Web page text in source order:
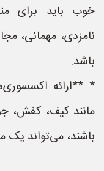
خوب باید برای
نامزدی، مهمانی،
باشد.
* **ارائه
مانند کیف، کفش،
باشند، می‌تواند یک